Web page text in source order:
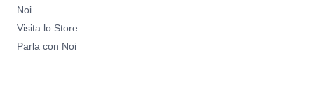
Noi
Visita lo Store
Parla con Noi